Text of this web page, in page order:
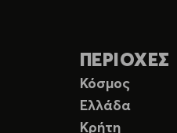
ΠΕΡΙΟΧΕΣ
Κόσμος
Ελλάδα
Κρήτη